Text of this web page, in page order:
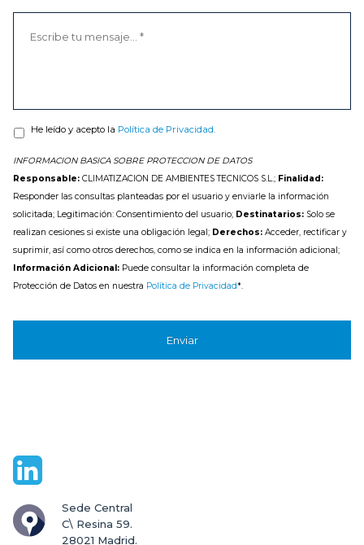
He leído y acepto la Política de Privacidad.
INFORMACION BASICA SOBRE PROTECCION DE DATOS
Responsable: CLIMATIZACION DE AMBIENTES TECNICOS S.L.; Finalidad:
Responder las consultas planteadas por el usuario y enviarle la información
solicitada; Legitimación: Consentimiento del usuario; Destinatarios: Solo se
realizan cesiones si existe una obligación legal; Derechos: Acceder, rectificar y
suprimir, así como otros derechos, como se indica en la información adicional;
Información Adicional: Puede consultar la información completa de
Protección de Datos en nuestra Política de Privacidad*.
Sede Central
C\ Resina 59.
28021 Madrid.